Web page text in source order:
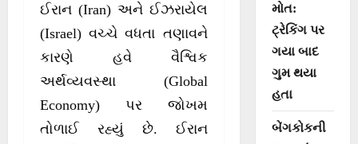
ઈરાન (Iran) અને ઈઝરાયેલ
(Israel) વચ્ચે વધતા તણાવને
કારણે હવે વૈશ્વિક
અર્થવ્યવસ્થા (Global
Economy) પર જોખમ
તોળાઈ રહ્યું છે. ઈરાન
મોત:
ટ્રેકિંગ પર
ગયા બાદ
ગુમ થયા
હતા
બેંગકોકની